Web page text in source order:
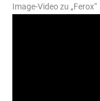
Image-Video zu „Ferox“